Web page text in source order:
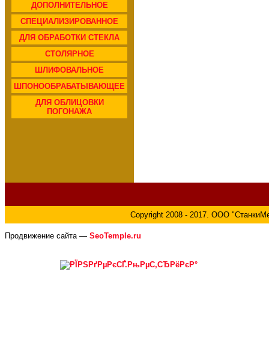
ДОПОЛНИТЕЛЬНОЕ
СПЕЦИАЛИЗИРОВАННОЕ
ДЛЯ ОБРАБОТКИ СТЕКЛА
СТОЛЯРНОЕ
ШЛИФОВАЛЬНОЕ
ШПОНООБРАБАТЫВАЮЩЕЕ
ДЛЯ ОБЛИЦОВКИ
ПОГОНАЖА
Copyright 2008 - 2017. ООО
Продвижение сайта — SeoTemple.ru